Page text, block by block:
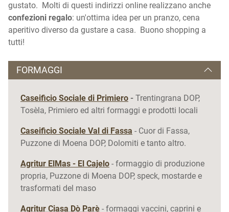
gustato. Molti di questi indirizzi online realizzano anche
confezioni regalo: un'ottima idea per un pranzo, cena
aperitivo diverso da gustare a casa. Buono shopping a
tutti!
FORMAGGI
Caseificio Sociale di Primiero - Trentingrana DOP,
Tosèla, Primiero ed altri formaggi e prodotti locali
Caseificio Sociale Val di Fassa - Cuor di Fassa,
Puzzone di Moena DOP, Dolomiti e tanto altro.
Agritur ElMas - El Cajelo - formaggio di produzione
propria, Puzzone di Moena DOP, speck, mostarde e
trasformati del maso
Agritur Ciasa Dò Parè - formaggi vaccini, caprini e